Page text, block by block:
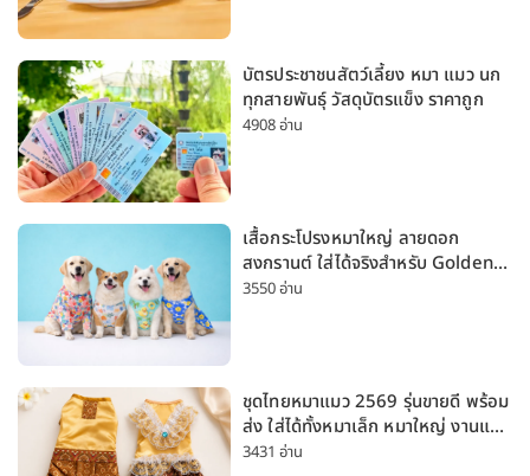
บัตรประชาชนสัตว์เลี้ยง หมา แมว นก
ทุกสายพันธุ์ วัสดุบัตรแข็ง ราคาถูก
4908 อ่าน
เสื้อกระโปรงหมาใหญ่ ลายดอก
สงกรานต์ ใส่ได้จริงสำหรับ Golden
Husky Labrador [อัปเดต 2026]
3550 อ่าน
ชุดไทยหมาแมว 2569 รุ่นขายดี พร้อม
ส่ง ใส่ได้ทั้งหมาเล็ก หมาใหญ่ งานแต่ง
สงกรานต์ ลอยกระทง
3431 อ่าน